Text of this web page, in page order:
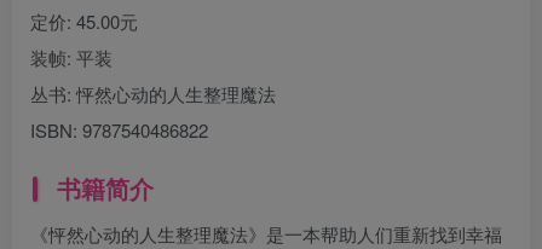
定价: 45.00元
装帧: 平装
丛书: 怦然心动的人生整理魔法
ISBN: 9787540486822
书籍简介
《怦然心动的人生整理魔法》是一本帮助人们重新找到幸福